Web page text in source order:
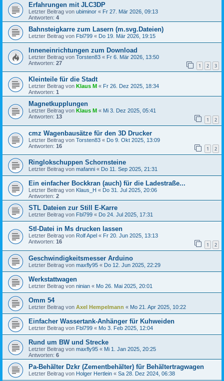
Erfahrungen mit JLC3DP
Letzter Beitrag von ubiminor « Fr 27. Mär 2026, 09:13
Antworten: 4
Bahnsteigkarre zum Lasern (m.svg.Dateien)
Letzter Beitrag von Fbl799 « Do 19. Mär 2026, 19:15
Inneneinrichtungen zum Download
Letzter Beitrag von Torsten83 « Fr 6. Mär 2026, 13:50
Antworten: 27 1 2 3
Kleinteile für die Stadt
Letzter Beitrag von Klaus M « Fr 26. Dez 2025, 18:34
Antworten: 1
Magnetkupplungen
Letzter Beitrag von Klaus M « Mi 3. Dez 2025, 05:41
Antworten: 13 1 2
cmz Wagenbausätze für den 3D Drucker
Letzter Beitrag von Torsten83 « Do 9. Okt 2025, 13:09
Antworten: 16 1 2
Ringlokschuppen Schornsteine
Letzter Beitrag von mafanni « Do 11. Sep 2025, 21:31
Ein einfacher Bockkran (auch) für die Ladestraße...
Letzter Beitrag von Klaus_H « Do 31. Jul 2025, 20:06
Antworten: 2
STL Dateien zur Still E-Karre
Letzter Beitrag von Fbl799 « Do 24. Jul 2025, 17:31
Stl-Datei in Ms drucken lassen
Letzter Beitrag von Rolf Apel « Fr 20. Jun 2025, 13:13
Antworten: 16 1 2
Geschwindigkeitsmesser Arduino
Letzter Beitrag von maxfly95 « Do 12. Jun 2025, 22:29
Werkstattwagen
Letzter Beitrag von ninian « Mo 26. Mai 2025, 20:01
Omm 54
Letzter Beitrag von Axel Hempelmann « Mo 21. Apr 2025, 10:22
Einfacher Wassertank-Anhänger für Kuhweiden
Letzter Beitrag von Fbl799 « Mo 3. Feb 2025, 12:04
Rund um BW und Strecke
Letzter Beitrag von maxfly95 « Mi 1. Jan 2025, 20:25
Antworten: 6
Pa-Behälter Dzkr (Zementbehälter) für Behältertragwagen
Letzter Beitrag von Holger Hertlein « Sa 28. Dez 2024, 06:38